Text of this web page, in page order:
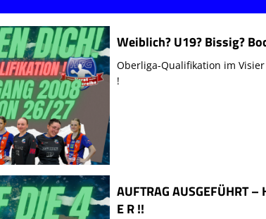
Weiblich? U19? Bissig?
Oberliga-Qualifikation im Visier
!
AUFTRAG AUSGEFÜHRT
E R !!